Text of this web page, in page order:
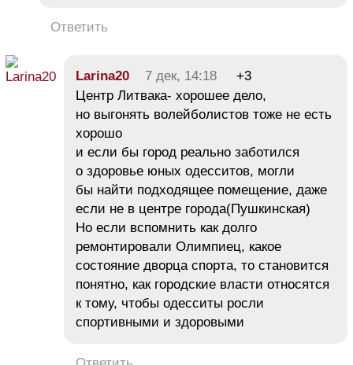
Ответить
Larina20 7 дек, 14:18
+3
Центр Литвака- хорошее дело,
но выгонять волейболистов тоже не есть
хорошо
и если бы город реально заботился
о здоровье юных одесситов, могли
бы найти подходящее помещение, даже
если не в центре города(Пушкинская)
Но если вспомнить как долго
ремонтировали Олимпиец, какое
состояние дворца спорта, то становится
понятно, как городские власти относятся
к тому, чтобы одесситы росли
спортивными и здоровыми